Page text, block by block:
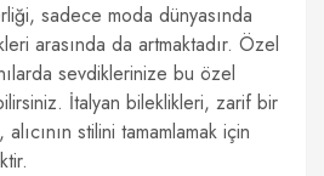
sadece moda dünyasında
arasında da artmaktadır. Özel
sevdiklerinize bu özel
İtalyan bileklikleri, zarif bir
stilini tamamlamak için